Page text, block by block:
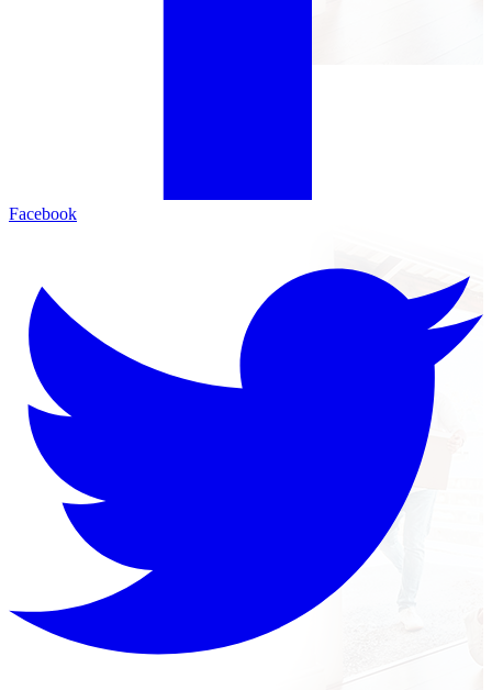
Facebook